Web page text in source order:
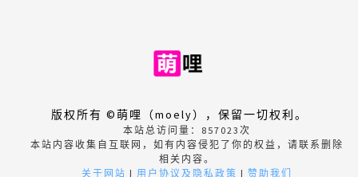
版权所有 ©萌哩（moely），保留一切权利。
本站总访问量： 857023 次
本站内容收集自互联网，如有内容侵犯了你的权益，请联系删除
相关内容。
关于网站 | 用户协议及隐私政策 | 赞助我们